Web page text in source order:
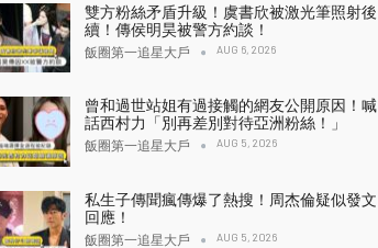
雙方粉絲矛盾升級！虞書欣被激光筆照射後
續！傳侯明昊被警方約談！
飯圈第一追星大戶 AUG 6, 2026
曾和過世站姐有過接觸的網友公開原因！喊
話西村力「別再差別對待亞洲粉絲！」
飯圈第一追星大戶 AUG 5, 2026
私生子傳聞瘋傳爆了熱搜！周杰倫疑似發文
回應！
飯圈第一追星大戶 AUG 5, 2026